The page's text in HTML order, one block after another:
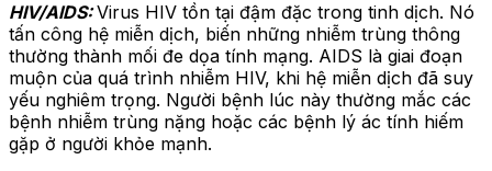
HIV/AIDS:Virus HIV tồn tại đậm đặc trong tinh dịch. Nó
tấn công hệ miễn dịch, biến những nhiễm trùng thông
thường thành mối đe dọa tính mạng. AIDS là giai đoạn
muộn của quá trình nhiễm HIV, khi hệ miễn dịch đã suy
yếu nghiêm trọng. Người bệnh lúc này thường mắc các
bệnh nhiễm trùng nặng hoặc các bệnh lý ác tính hiếm
gặp ở người khỏe mạnh.